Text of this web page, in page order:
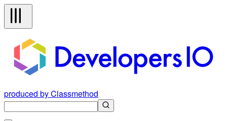
produced by Classmethod